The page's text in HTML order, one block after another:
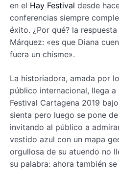
en el Hay Festival desde
conferencias siempre
éxito. ¿Por qué? la
Márquez: «es que Diana
fuera un chisme».
La historiadora, amada por
público internacional, llega
Festival Cartagena 2019
sienta pero luego se pone
invitando al público a
vestido azul con un mapa
orgullosa de su atuendo no
su palabra: ahora también